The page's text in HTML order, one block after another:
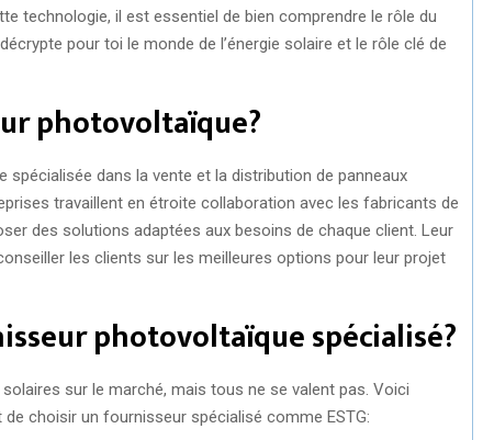
technologie, il est essentiel de bien comprendre le rôle du
pour toi le monde de l’énergie solaire et le rôle clé de
photovoltaïque?
dans la vente et la distribution de panneaux
travaillent en étroite collaboration avec les fabricants de
des solutions adaptées aux besoins de chaque client. Leur
les clients sur les meilleures options pour leur projet
photovoltaïque spécialisé?
sur le marché, mais tous ne se valent pas. Voici
choisir un fournisseur spécialisé comme ESTG: